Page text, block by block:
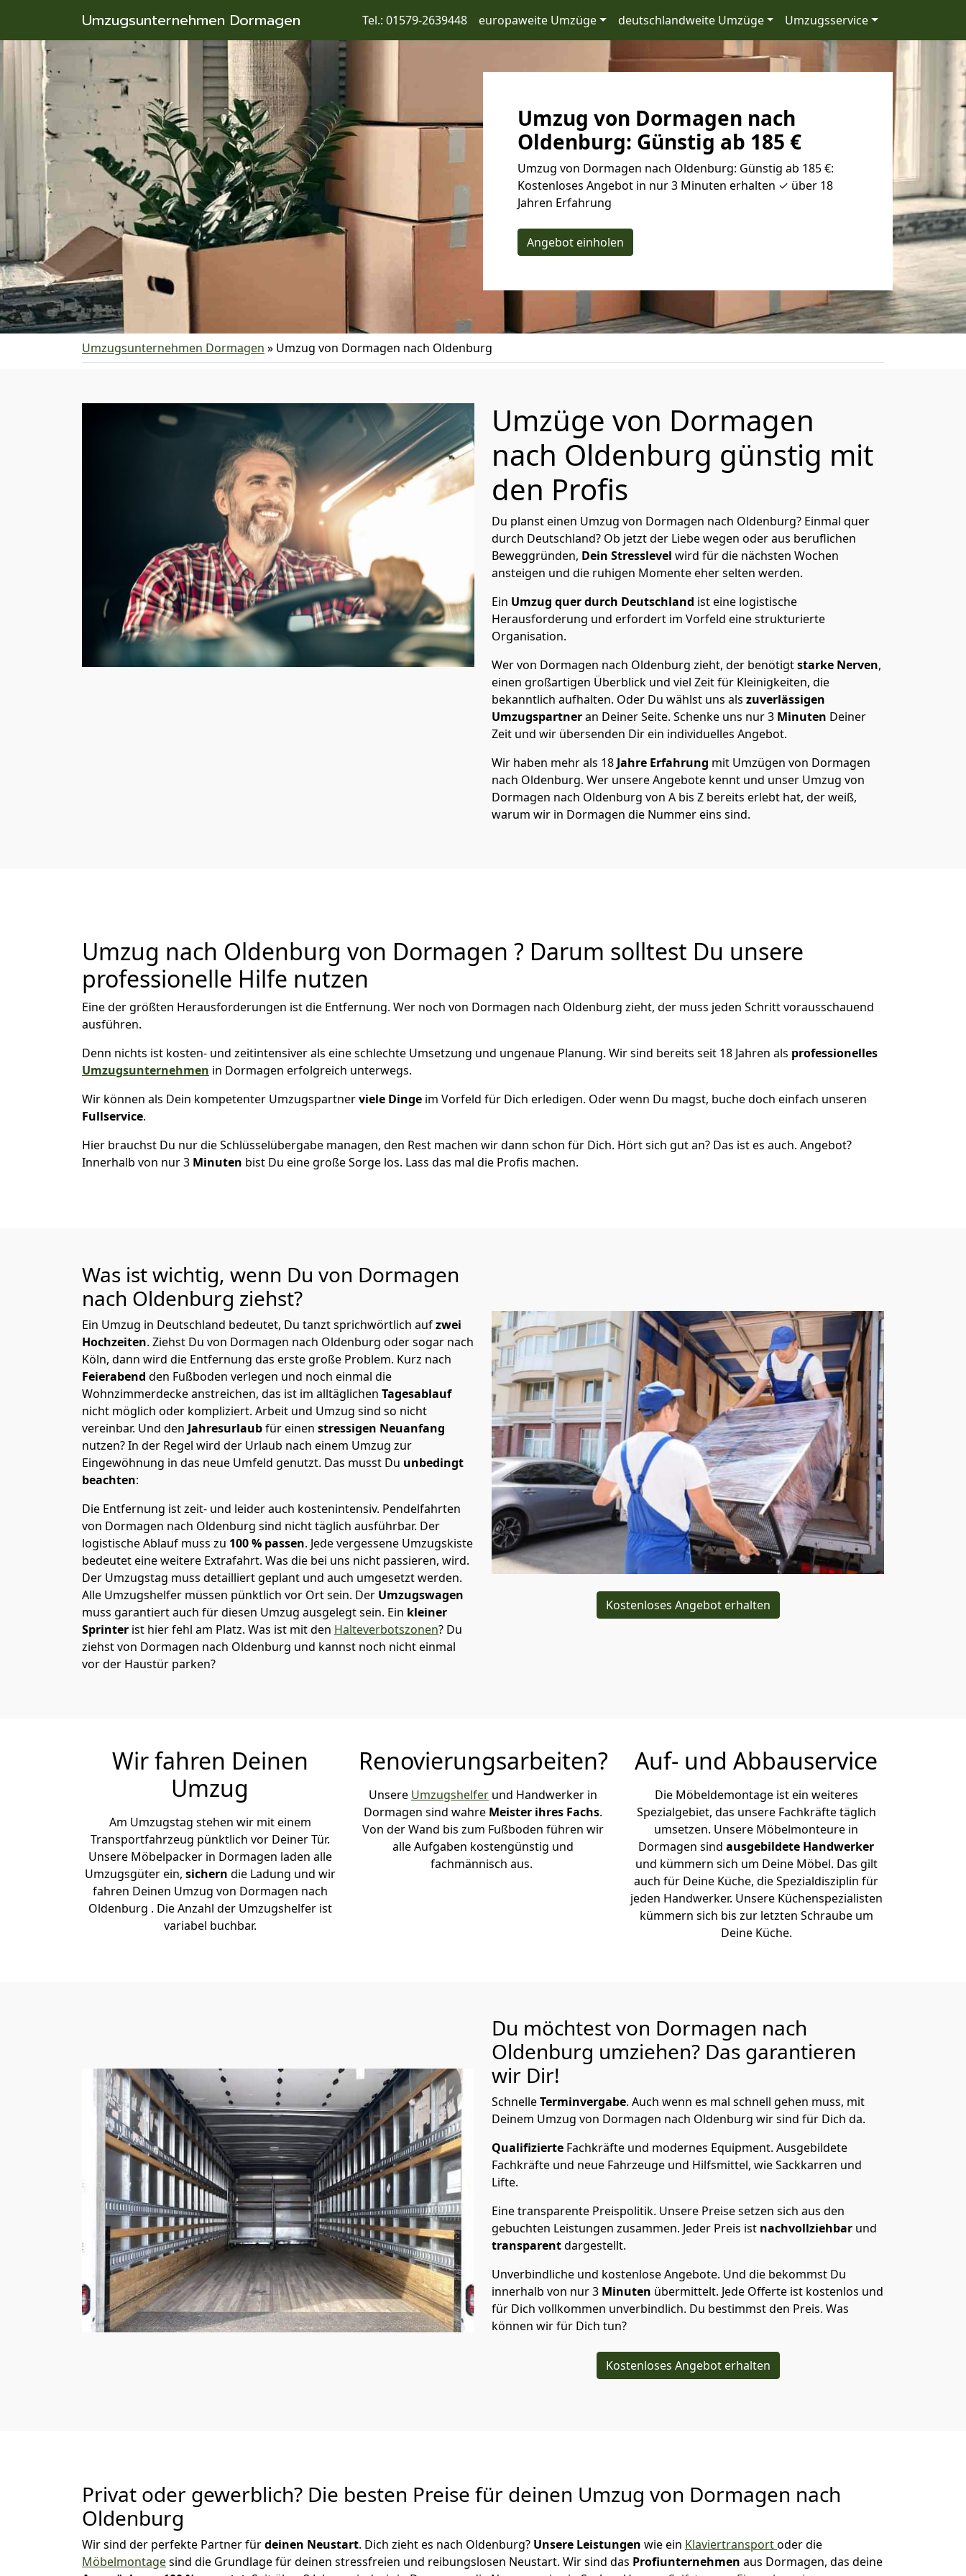
Umzugsunternehmen Dormagen Tel.: 01579-2639448 europaweite Umzüge deutschlandweite Umzüge Umzugsservice
Umzug von Dormagen nach
Oldenburg: Günstig ab 185 €
Umzug von Dormagen nach Oldenburg: Günstig ab 185 €:
Kostenloses Angebot in nur 3 Minuten erhalten ✓ über 18
Jahren Erfahrung
Angebot einholen
Umzugsunternehmen Dormagen » Umzug von Dormagen nach Oldenburg
Umzüge von Dormagen
nach Oldenburg günstig mit
den Profis
Du planst einen Umzug von Dormagen nach Oldenburg? Einmal quer
durch Deutschland? Ob jetzt der Liebe wegen oder aus beruflichen
Beweggründen, Dein Stresslevel wird für die nächsten Wochen
ansteigen und die ruhigen Momente eher selten werden.
Ein Umzug quer durch Deutschland ist eine logistische
Herausforderung und erfordert im Vorfeld eine strukturierte
Organisation.
Wer von Dormagen nach Oldenburg zieht, der benötigtstarke Nerven,
einen großartigen Überblick und viel Zeit für Kleinigkeiten, die
bekanntlich aufhalten. Oder Du wählst uns als zuverlässigen
Umzugspartneran Deiner Seite. Schenke uns nur3 Minuten Deiner
Zeit und wir übersenden Dir ein individuelles Angebot.
Wir haben mehr als 18 Jahre Erfahrung mit Umzügen von Dormagen
nach Oldenburg. Wer unsere Angebote kennt und unser Umzug von
Dormagen nach Oldenburg von A bis Z bereits erlebt hat, der weiß,
warum wir in Dormagen die Nummer eins sind.
Umzug nach Oldenburg von Dormagen ? Darum solltest Du unsere
professionelle Hilfe nutzen
Eine der größten Herausforderungen ist die Entfernung. Wer noch von Dormagen nach Oldenburg zieht, der muss jeden Schritt vorausschauend
ausführen.
Denn nichts ist kosten- und zeitintensiver als eine schlechte Umsetzung und ungenaue Planung. Wir sind bereits seit 18 Jahren als professionelles
Umzugsunternehmen in Dormagen erfolgreich unterwegs.
Wir können als Dein kompetenter Umzugspartnerviele Dinge im Vorfeld für Dich erledigen. Oder wenn Du magst, buche doch einfach unseren
Fullservice.
Hier brauchst Du nur die Schlüsselübergabe managen, den Rest machen wir dann schon für Dich. Hört sich gut an? Das ist es auch. Angebot?
Innerhalb von nur 3 Minuten bist Du eine große Sorge los. Lass das mal die Profis machen.
Was ist wichtig, wenn Du von Dormagen
nach Oldenburg ziehst?
Ein Umzug in Deutschland bedeutet, Du tanzt sprichwörtlich aufzwei
Hochzeiten. Ziehst Du von Dormagen nach Oldenburg oder sogar nach
Köln, dann wird die Entfernung das erste große Problem. Kurz nach
Feierabend den Fußboden verlegen und noch einmal die
Wohnzimmerdecke anstreichen, das ist im alltäglichen Tagesablauf
nicht möglich oder kompliziert. Arbeit und Umzug sind so nicht
vereinbar. Und den Jahresurlaubfür einen stressigen Neuanfang
nutzen? In der Regel wird der Urlaub nach einem Umzug zur
Eingewöhnung in das neue Umfeld genutzt. Das musst Du unbedingt
beachten:
Die Entfernung ist zeit- und leider auch kostenintensiv. Pendelfahrten
von Dormagen nach Oldenburg sind nicht täglich ausführbar. Der
logistische Ablauf muss zu 100 % passen. Jede vergessene Umzugskiste
bedeutet eine weitere Extrafahrt. Was die bei uns nicht passieren, wird.
Der Umzugstag muss detailliert geplant und auch umgesetzt werden.
Alle Umzugshelfer müssen pünktlich vor Ort sein. Der Umzugswagen
muss garantiert auch für diesen Umzug ausgelegt sein. Ein kleiner
Sprinter ist hier fehl am Platz. Was ist mit den Halteverbotszonen? Du
ziehst von Dormagen nach Oldenburg und kannst noch nicht einmal
vor der Haustür parken?
Kostenloses Angebot erhalten
Wir fahren Deinen
Umzug
Am Umzugstag stehen wir mit einem
Transportfahrzeug pünktlich vor Deiner Tür.
Unsere Möbelpacker in Dormagen laden alle
Umzugsgüter ein, sichern die Ladung und wir
fahren Deinen Umzug von Dormagen nach
Oldenburg . Die Anzahl der Umzugshelfer ist
variabel buchbar.
Renovierungsarbeiten?
Unsere Umzugshelfer und Handwerker in
Dormagen sind wahre Meister ihres Fachs.
Von der Wand bis zum Fußboden führen wir
alle Aufgaben kostengünstig und
fachmännisch aus.
Auf- und Abbauservice
Die Möbeldemontage ist ein weiteres
Spezialgebiet, das unsere Fachkräfte täglich
umsetzen. Unsere Möbelmonteure in
Dormagen sind ausgebildete Handwerker
und kümmern sich um Deine Möbel. Das gilt
auch für Deine Küche, die Spezialdisziplin für
jeden Handwerker. Unsere Küchenspezialisten
kümmern sich bis zur letzten Schraube um
Deine Küche.
Du möchtest von Dormagen nach
Oldenburg umziehen? Das garantieren
wir Dir!
SchnelleTerminvergabe. Auch wenn es mal schnell gehen muss, mit
Deinem Umzug von Dormagen nach Oldenburg wir sind für Dich da.
Qualifizierte Fachkräfte und modernes Equipment. Ausgebildete
Fachkräfte und neue Fahrzeuge und Hilfsmittel, wie Sackkarren und
Lifte.
Eine transparente Preispolitik. Unsere Preise setzen sich aus den
gebuchten Leistungen zusammen. Jeder Preis ist nachvollziehbar und
transparentdargestellt.
Unverbindliche und kostenlose Angebote. Und die bekommst Du
innerhalb von nur3 Minuten übermittelt. Jede Offerte ist kostenlos und
für Dich vollkommen unverbindlich. Du bestimmst den Preis. Was
können wir für Dich tun?
Kostenloses Angebot erhalten
Privat oder gewerblich? Die besten Preise für deinen Umzug von Dormagen nach
Oldenburg
Wir sind der perfekte Partner fürdeinen Neustart. Dich zieht es nach Oldenburg? Unsere Leistungen wie ein Klaviertransportoder die
Möbelmontagesind die Grundlage für deinen stressfreien und reibungslosen Neustart. Wir sind das Profiunternehmen aus Dormagen, das deine